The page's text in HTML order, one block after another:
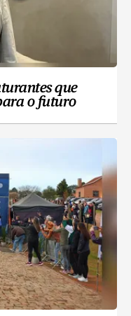
que
o futuro